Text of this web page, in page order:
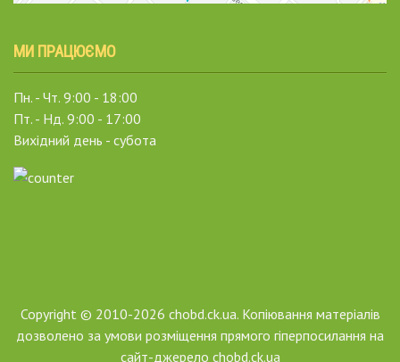
МИ ПРАЦЮЄМО
Пн. - Чт. 9:00 - 18:00
Пт. - Нд. 9:00 - 17:00
Вихідний день - субота
Copyright © 2010-2026 chobd.ck.ua. Копіювання матеріалів
дозволено за умови розміщення прямого гіперпосилання на
сайт-джерело chobd.ck.ua